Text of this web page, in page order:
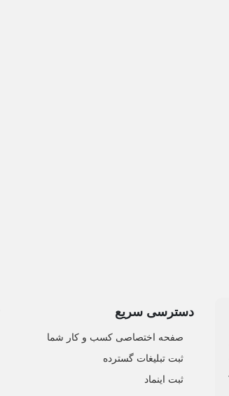
دسترسی سریع
صفحه اختصاصی کسب و کار شما
ثبت تبلیغات گسترده
ثبت اینماد